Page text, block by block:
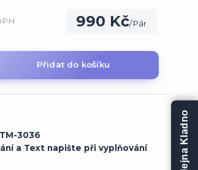
990 Kč/Pár
Přidat do košíku
3036
a Text napište při vyplňování
Prodejna Kladno